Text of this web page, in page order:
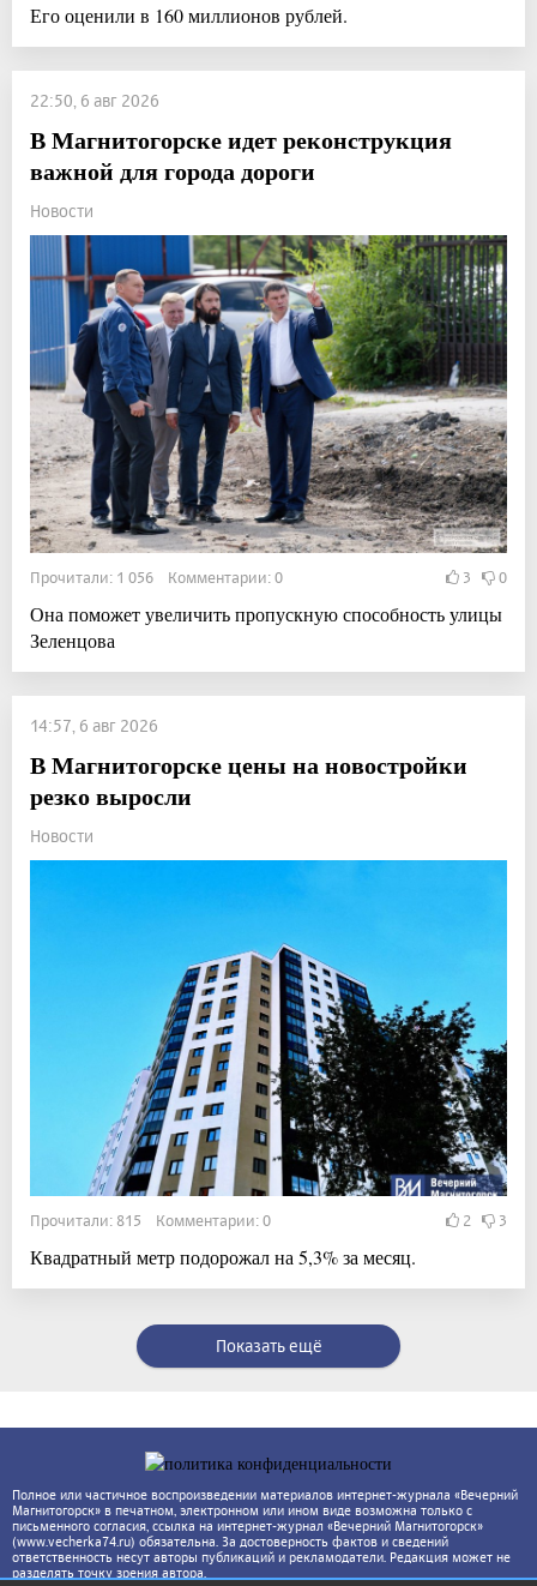
Его оценили в 160 миллионов рублей.
22:50, 6 авг 2026
В Магнитогорске идет реконструкция
важной для города дороги
Новости
Прочитали: 1 056 Комментарии: 0 3 0
Она поможет увеличить пропускную способность улицы
Зеленцова
14:57, 6 авг 2026
В Магнитогорске цены на новостройки
резко выросли
Новости
Прочитали: 815 Комментарии: 0 2 3
Квадратный метр подорожал на 5,3% за месяц.
Показать ещё
Полное или частичное воспроизведении материалов интернет-журнала «Вечерний
Магнитогорск» в печатном, электронном или ином виде возможна только с
письменного согласия, ссылка на интернет-журнал «Вечерний Магнитогорск»
(www.vecherka74.ru) обязательна. За достоверность фактов и сведений
ответственность несут авторы публикаций и рекламодатели. Редакция может не
разделять точку зрения автора.